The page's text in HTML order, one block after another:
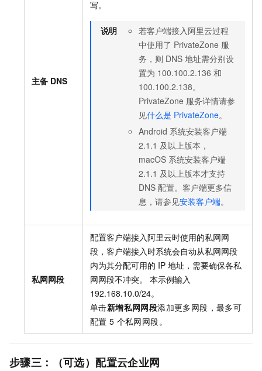
主备 DNS
写。
说明
若客户端接入阿里云过程
中使用了 PrivateZone 服
务，则 DNS 地址需分别设
置为 100.100.2.136 和
100.100.2.138。
PrivateZone 服务详情请参
见什么是 PrivateZone。
Android 系统安装客户端
2.1.1 及以上版本，
macOS 系统安装客户端
2.1.1 及以上版本才支持
DNS 配置。客户端更多信
息，请参见安装客户端。
私网网段
配置客户端接入阿里云时使用的私网网
段，客户端接入时系统会自动从私网网段
内为其分配可用的 IP 地址，需要确保各私
网网段不冲突。 本示例输入
192.168.10.0/24。
单击新增私网网段添加更多网段，最多可
配置 5 个私网网段。
步骤三：（可选）配置云企业网